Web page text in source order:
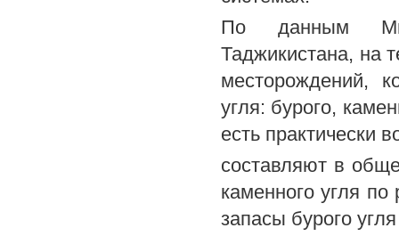
По данным
Таджикистана, на
месторождений,
угля: бурого,
есть практически
составляют в
каменного угля
запасы бурого